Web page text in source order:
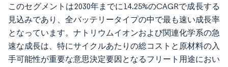
このセグメントは2030年までに14.25%のCAGRで成長する
見込みであり、全バッテリータイプの中で最も速い成長率
となっています。ナトリウムイオンおよび関連化学系の急
速な成長は、特にサイクルあたりの総コストと原材料の入
手可能性が重要な意思決定要因となるフリート用途におい